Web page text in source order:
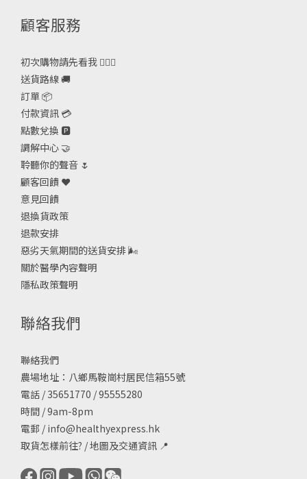
顧客服務
初次購物請先看我 🙋🏻‍♀️
送貨路線 🚚
訂單 📦
付款資訊 💳
點數兌換 🅿️
調解中心 🤝
聆聽你的聲音 🌷
顧客回饋 ❤️
意見回饋
退換貨政策
退款安排
惡劣天氣期間的送貨安排🌬
關於醫學內容聲明
隱私政策聲明
聯絡我們
聯絡我們
農場地址：八鄉馬鞍崗村居民信箱55號
電話 / 35651770 / 95555280
時間 / 9am-8pm
電郵 / info@healthyexpress.hk
取貨怎樣前往? /地圖及交通資訊 📍